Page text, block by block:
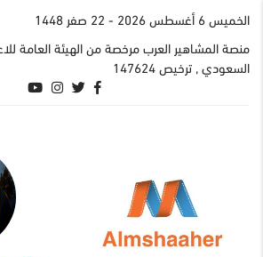
الخميس 6 أغسطس 2026
- 22 صفر 1448
منصة المشاهير العرب مرخصة من الهيئة العامة
السعودي , ترخيص 147624